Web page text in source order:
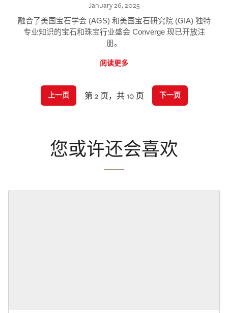
January 26, 2025
融合了美国宝石学会 (AGS) 和美国宝石研究院 (GIA) 独特
专业知识的宝石和珠宝行业盛会 Converge 现已开放注
册。
阅读更多
上一页 第 2 页，共 10 页 下一页
您或许还会喜欢